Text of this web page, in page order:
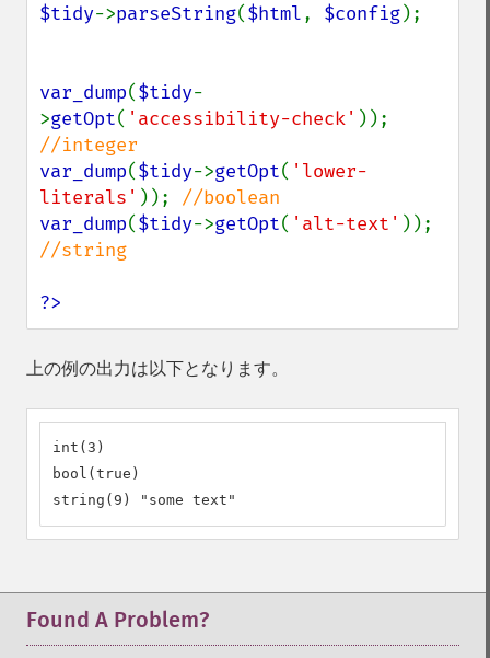
$tidy->parseString($html, $config);
var_dump($tidy-
>getOpt( 'accessibility-check'
var_dump($tidy->getOpt( 'lower-
literals' ));
var_dump($tidy->getOpt( 'alt-text'
//string
?>
上の例の出力は以下となります。
int(3)
bool(true)
string(9) "some text"
Found A Problem?